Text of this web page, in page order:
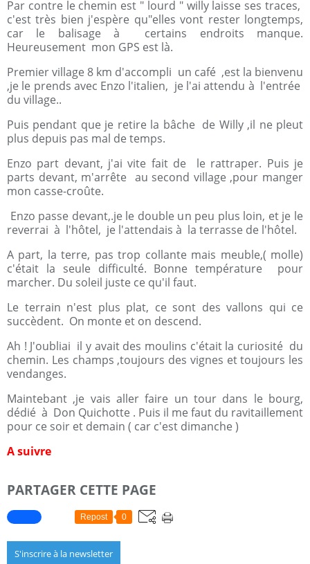
Par contre le chemin est " lourd " willy laisse ses traces,
c'est très bien j'espère qu"elles vont rester longtemps,
car le balisage à certains endroits manque.
Heureusement mon GPS est là.
Premier village 8 km d'accompli un café ,est la bienvenu
,je le prends avec Enzo l'italien, je l'ai attendu à l'entrée
du village..
Puis pendant que je retire la bâche de Willy ,il ne pleut
plus depuis pas mal de temps.
Enzo part devant, j'ai vite fait de le rattraper. Puis je
parts devant, m'arrête au second village ,pour manger
mon casse-croûte.
Enzo passe devant,.je le double un peu plus loin, et je le
reverrai à l'hôtel, je l'attendais à la terrasse de l'hôtel.
A part, la terre, pas trop collante mais meuble,( molle)
c'était la seule difficulté. Bonne température pour
marcher. Du soleil juste ce qu'il faut.
Le terrain n'est plus plat, ce sont des vallons qui ce
succèdent. On monte et on descend.
Ah ! J'oubliai il y avait des moulins c'était la curiosité du
chemin. Les champs ,toujours des vignes et toujours les
vendanges.
Maintebant ,je vais aller faire un tour dans le bourg,
dédié à Don Quichotte . Puis il me faut du ravitaillement
pour ce soir et demain ( car c'est dimanche )
A suivre
PARTAGER CETTE PAGE
Repost 0
S'inscrire à la newsletter